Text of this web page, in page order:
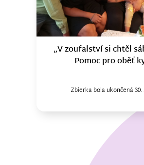
„V zoufalství si chtěl
Pomoc pro oběť
Zbierka bola ukončená